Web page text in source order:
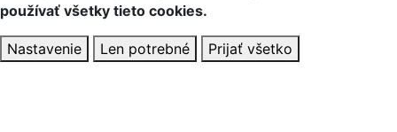
používať všetky tieto cookies.
Nastavenie Len potrebné Prijať všetko